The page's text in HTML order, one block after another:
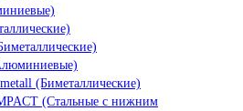
(Биметаллические)
(Стальные с нижним